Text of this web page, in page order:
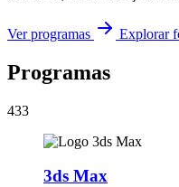
Ver programas Explorar
Programas
433
3ds Max